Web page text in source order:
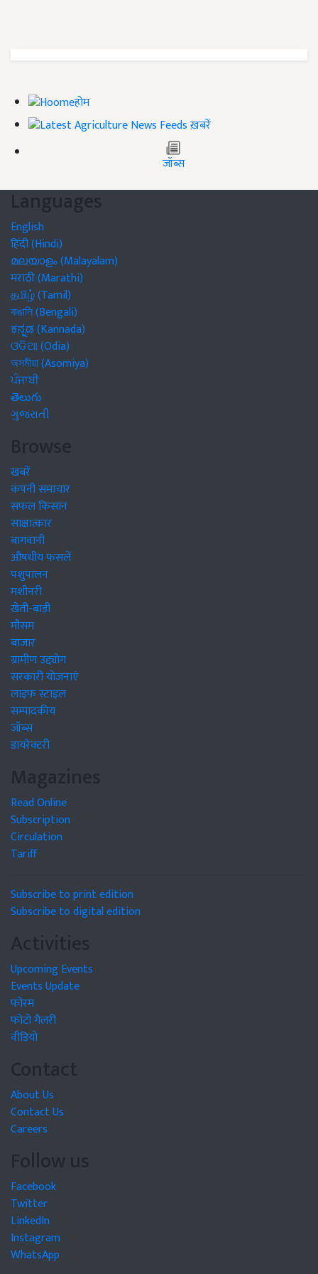
होम
ख़बरें
जॉब्स
Languages
English
हिंदी (Hindi)
മലയാളം (Malayalam)
मराठी (Marathi)
தமிழ் (Tamil)
বাঙালি (Bengali)
ಕನ್ನಡ (Kannada)
ଓଡିଆ (Odia)
অসমীয়া (Asomiya)
ਪੰਜਾਬੀ
తెలుగు
ગુજરાતી
Browse
खबरें
कंपनी समाचार
सफल किसान
साक्षात्कार
बागवानी
औषधीय फसलें
पशुपालन
मशीनरी
खेती-बाड़ी
मौसम
बाजार
ग्रामीण उद्द्योग
सरकारी योजनाएं
लाइफ स्टाइल
सम्पादकीय
जॉब्स
डायरेक्टरी
Magazines
Read Online
Subscription
Circulation
Tariff
Subscribe to print edition
Subscribe to digital edition
Activities
Upcoming Events
Events Update
फोरम
फोटो गैलरी
वीडियो
Contact
About Us
Contact Us
Careers
Follow us
Facebook
Twitter
LinkedIn
Instagram
WhatsApp